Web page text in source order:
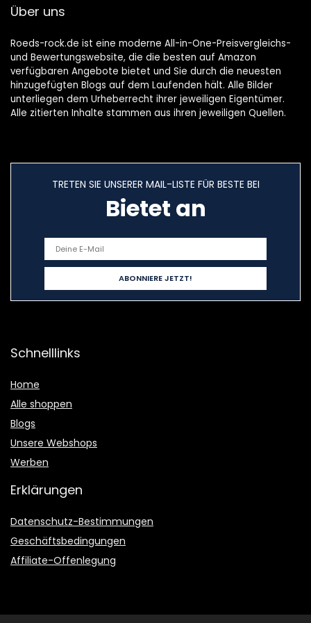
Über uns
Roeds-rock.de ist eine moderne All-in-One-Preisvergleichs-
und Bewertungswebsite, die die besten auf Amazon
verfügbaren Angebote bietet und Sie durch die neuesten
hinzugefügten Blogs auf dem Laufenden hält. Alle Bilder
unterliegen dem Urheberrecht ihrer jeweiligen Eigentümer.
Alle zitierten Inhalte stammen aus ihren jeweiligen Quellen.
TRETEN SIE UNSERER MAIL-LISTE FÜR BESTE BEI
Bietet an
Schnelllinks
Home
Alle shoppen
Blogs
Unsere Webshops
Werben
Erklärungen
Datenschutz-Bestimmungen
Geschäftsbedingungen
Affiliate-Offenlegung